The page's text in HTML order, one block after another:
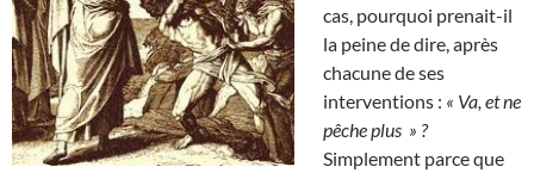
cas, pourquoi prenait-il
la peine de dire, après
chacune de ses
interventions : « Va, et ne
pêche plus » ?
Simplement parce que